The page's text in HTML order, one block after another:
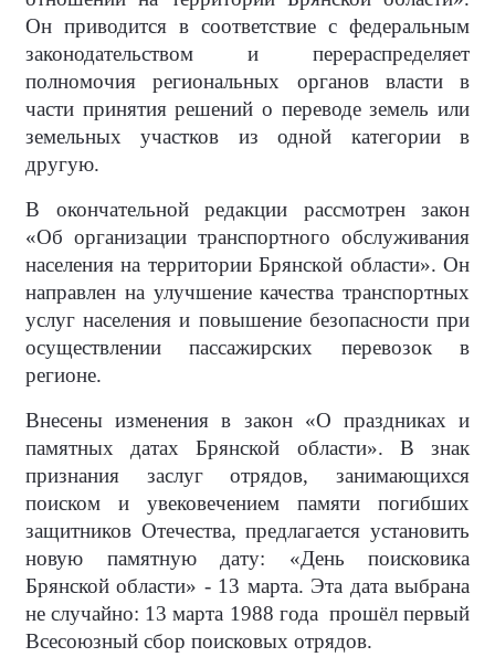
Он приводится в соответствие с федеральным
законодательством и перераспределяет
полномочия региональных органов власти в
части принятия решений о переводе земель или
земельных участков из одной категории в
другую.
В окончательной редакции рассмотрен закон
«Об организации транспортного обслуживания
населения на территории Брянской области». Он
направлен на улучшение качества транспортных
услуг населения и повышение безопасности при
осуществлении пассажирских перевозок в
регионе.
Внесены изменения в закон «О праздниках и
памятных датах Брянской области». В знак
признания заслуг отрядов, занимающихся
поиском и увековечением памяти погибших
защитников Отечества, предлагается установить
новую памятную дату: «День поисковика
Брянской области» - 13 марта. Эта дата выбрана
не случайно: 13 марта 1988 года прошёл первый
Всесоюзный сбор поисковых отрядов.